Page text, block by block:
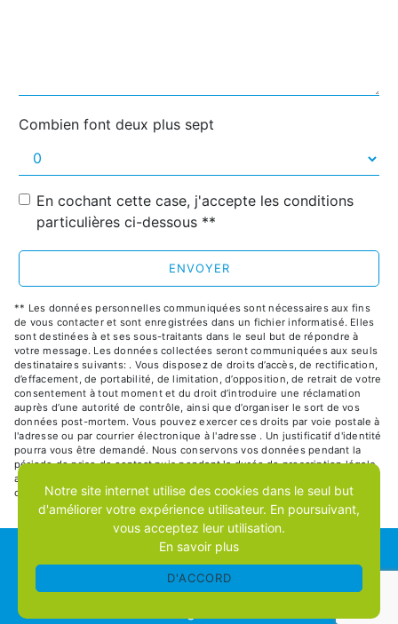
Combien font deux plus sept
En cochant cette case, j'accepte les conditions
particulières ci-dessous **
ENVOYER
** Les données personnelles communiquées sont nécessaires aux fins
de vous contacter et sont enregistrées dans un fichier informatisé. Elles
sont destinées à et ses sous-traitants dans le seul but de répondre à
votre message. Les données collectées seront communiquées aux seuls
destinataires suivants: . Vous disposez de droits d’accès, de rectification,
d’effacement, de portabilité, de limitation, d’opposition, de retrait de votre
consentement à tout moment et du droit d’introduire une réclamation
auprès d’une autorité de contrôle, ainsi que d’organiser le sort de vos
données post-mortem. Vous pouvez exercer ces droits par voie postale à
l'adresse ou par courrier électronique à l'adresse . Un justificatif d'identité
pourra vous être demandé. Nous conservons vos données pendant la
période de prise de contact puis pendant la durée de prescription légale
aux fins probatoires et de gestion des contentieux. Consultez le site
cnil.fr pour plus d’informations sur vos droits.
RECHERCHES FRÉQUENTES
©Vistalid- 2026 - Tous droits réservés -Mentions
Notre site internet utilise des cookies dans le seul but
d'améliorer votre expérience utilisateur. En poursuivant,
vous acceptez leur utilisation.
En savoir plus
D'ACCORD